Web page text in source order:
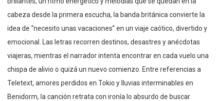
cabeza desde la primera escucha, la banda británica convierte la
idea de “necesito unas vacaciones” en un viaje caótico, divertido y
emocional. Las letras recorren destinos, desastres y anécdotas
viajeras, mientras el narrador intenta encontrar en cada vuelo una
chispa de alivio o quizá un nuevo comienzo. Entre referencias a
Teletext, amores perdidos en Tokio y lluvias interminables en
Benidorm, la canción retrata con ironía lo absurdo de buscar